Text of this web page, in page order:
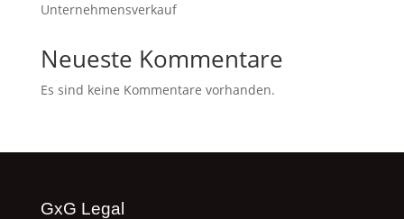
Unternehmensverkauf
Neueste Kommentare
Es sind keine Kommentare vorhanden.
GxG Legal